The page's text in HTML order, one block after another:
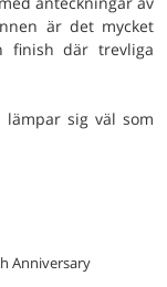
är det mycket
finish där trevliga
lämpar sig väl som
Anniversary